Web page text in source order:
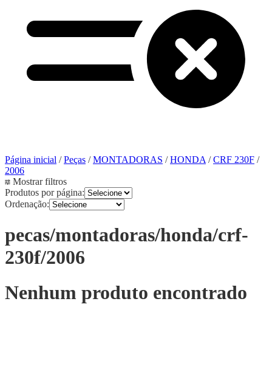
Página inicial /Peças /MONTADORAS /HONDA/CRF 230F /
2006
Mostrar filtros
Produtos por página:
Ordenação:
pecas/montadoras/honda/crf-
230f/2006
Nenhum produto encontrado